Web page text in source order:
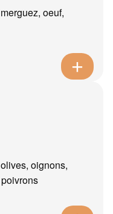
oeuf,
oignons,